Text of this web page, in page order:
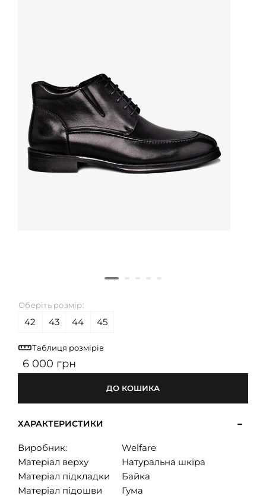
Оберіть розмір:
42 43 44 45
Таблиця розмірів
6 000 грн
ДО КОШИКА
ХАРАКТЕРИСТИКИ
Виробник:
Welfare
Матеріал верху
Натуральна шкіра
Матеріал підкладки
Байка
Матеріал підошви
Гума